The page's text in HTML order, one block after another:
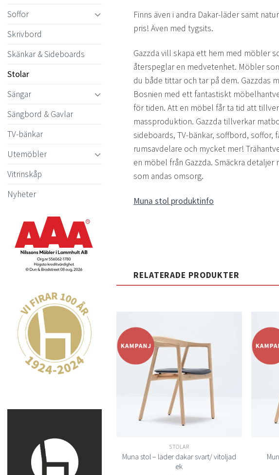
Soffor
Skrivbord
Skänkar & Sideboards
Stolar
Sängar
Sängbord & Gavlar
TV-bänkar
Utemöbler
Vitrinskåp
Nyheter
Finns även i andra Dakar-läder samt
pris! Även med tygsits.
Gazzda vill skapa ett hem med möbler
återspeglar en medvetenhet. Möbler
du både tittar och tar på dem. Gazzdas
Bosnien med ett fantastiskt
för tiden. Att en möbel får ta tid att
massproduktion. Gazzda tillverkar
sideboards, TV-bänkar, soffbord, soffor,
rumsavdelare och mycket mer!
en möbel från Gazzda. Smäckra detaljer
som andas omsorg.
Muna stol produktinfo
RELATERADE PRODUKTER
önskelistan
STOLAR
Muna stol – läder dakar svart/ vitoljad
ek